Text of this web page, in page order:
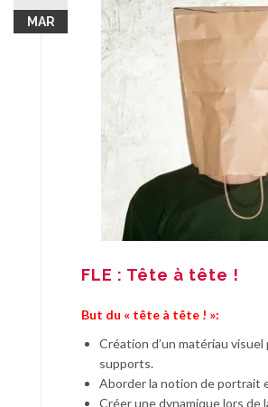
MAR
FLE : Tête à tête !
But du « tête à tête ! »:
Création d’un matériau visuel
supports.
Aborder la notion de portrait
Créer une dynamique lors de